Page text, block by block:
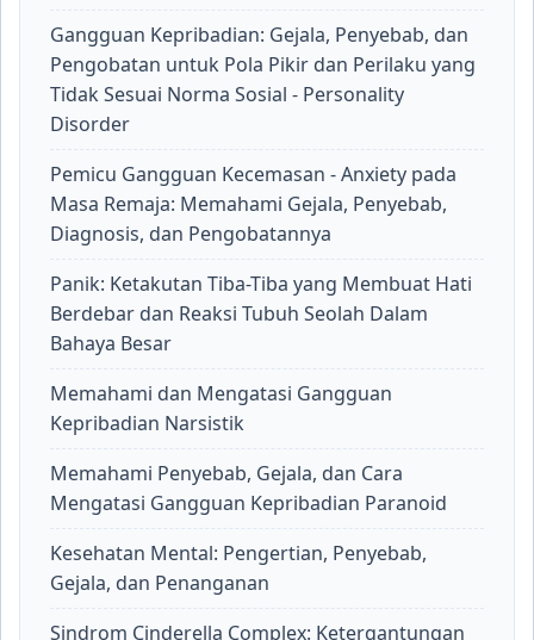
Gangguan Kepribadian: Gejala, Penyebab, dan
Pengobatan untuk Pola Pikir dan Perilaku yang
Tidak Sesuai Norma Sosial - Personality
Disorder
Pemicu Gangguan Kecemasan - Anxiety pada
Masa Remaja: Memahami Gejala, Penyebab,
Diagnosis, dan Pengobatannya
Panik: Ketakutan Tiba-Tiba yang Membuat Hati
Berdebar dan Reaksi Tubuh Seolah Dalam
Bahaya Besar
Memahami dan Mengatasi Gangguan
Kepribadian Narsistik
Memahami Penyebab, Gejala, dan Cara
Mengatasi Gangguan Kepribadian Paranoid
Kesehatan Mental: Pengertian, Penyebab,
Gejala, dan Penanganan
Sindrom Cinderella Complex: Ketergantungan